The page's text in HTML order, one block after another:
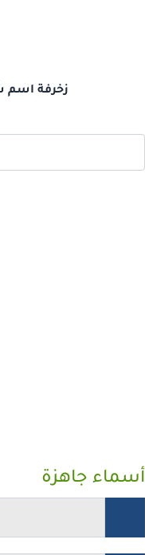
زخرفة اسم
أسماء جاهزة